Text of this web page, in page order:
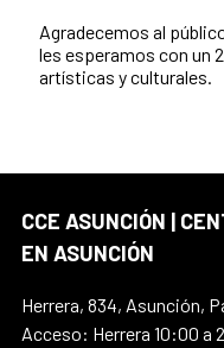
Agradecemos al
les esperamos con un
artísticas y culturales.
CCE ASUNCIÓN |
EN ASUNCIÓN
Herrera, 834, Asunción,
Acceso: Herrera 10:00 a